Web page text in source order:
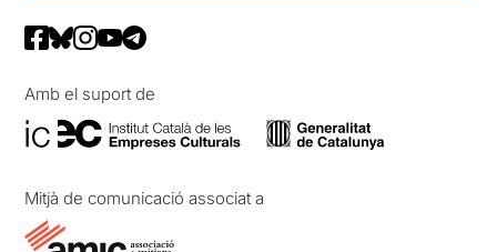
Amb el suport de
Mitjà de comunicació associat a